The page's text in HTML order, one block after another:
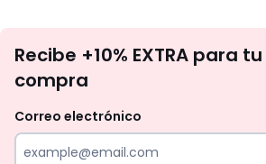
te
tu
Recibe +10% EXTRA para
compra
Correo electrónico